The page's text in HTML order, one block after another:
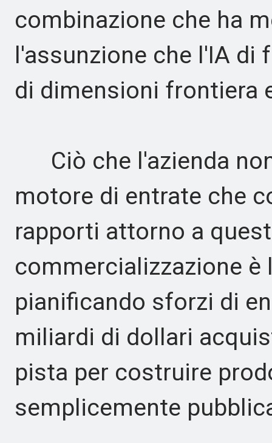
combinazione che ha
l'assunzione che l'IA di
di dimensioni frontiera
Ciò che l'azienda
motore di entrate che
rapporti attorno a
commercializzazione è
pianificando sforzi di
miliardi di dollari
pista per costruire
semplicemente